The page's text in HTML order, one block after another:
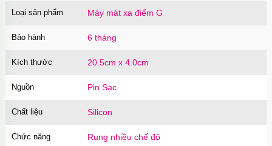
Gel bôi trơn toàn thân OIX Body Lubricant
MãGFB01 200.000₫
chân thật
DDR3
Loại sản phẩm Máy mát xa điểm G
Bảo hành 6 tháng
Kích thước 20.5cm x 4.0cm
Nguồn Pin Sạc
Chất liệu Silicon
Chức năng Rung nhiều chế độ